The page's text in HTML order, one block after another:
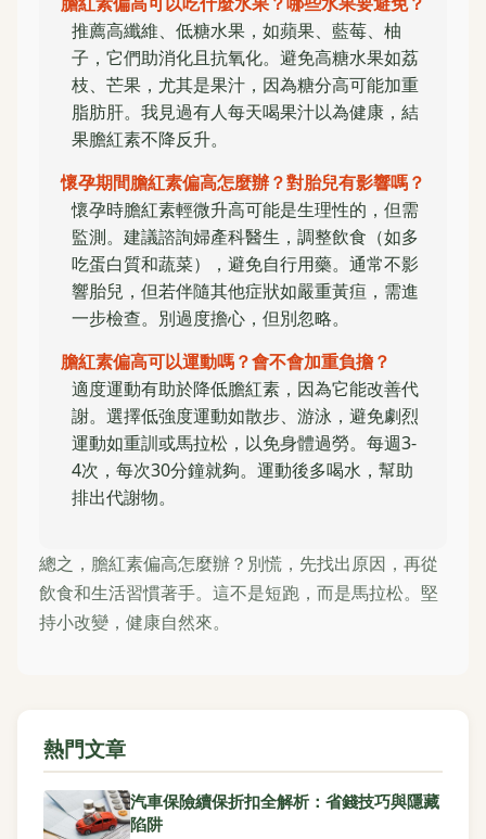
推薦高纖維、低糖水果，如蘋果、藍莓、柚
子，它們助消化且抗氧化。避免高糖水果如荔
枝、芒果，尤其是果汁，因為糖分高可能加重
脂肪肝。我見過有人每天喝果汁以為健康，結
果膽紅素不降反升。
懷孕期間膽紅素偏高怎麼辦？對胎兒有影響嗎？
懷孕時膽紅素輕微升高可能是生理性的，但需
監測。建議諮詢婦產科醫生，調整飲食（如多
吃蛋白質和蔬菜），避免自行用藥。通常不影
響胎兒，但若伴隨其他症狀如嚴重黃疸，需進
一步檢查。別過度擔心，但別忽略。
膽紅素偏高可以運動嗎？會不會加重負擔？
適度運動有助於降低膽紅素，因為它能改善代
謝。選擇低強度運動如散步、游泳，避免劇烈
運動如重訓或馬拉松，以免身體過勞。每週3-
4次，每次30分鐘就夠。運動後多喝水，幫助
排出代謝物。
總之，膽紅素偏高怎麼辦？別慌，先找出原因，再從
飲食和生活習慣著手。這不是短跑，而是馬拉松。堅
持小改變，健康自然來。
熱門文章
汽車保險續保折扣全解析：省錢技巧與隱藏
陷阱